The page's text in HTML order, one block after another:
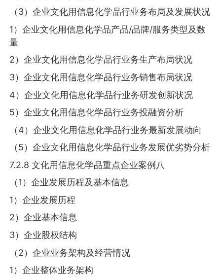
（3）企业文化用信息化学品行业务布局及发展状况
1）企业文化用信息化学品产品/品牌/服务类型及数
量
2）企业文化用信息化学品行业务生产布局状况
3）企业文化用信息化学品行业务销售布局状况
4）企业文化用信息化学品行业务研发创新状况
5）企业文化用信息化学品行业务投融资分析
（4）企业文化用信息化学品行业务最新发展动向
（5）企业文化用信息化学品行业务发展优劣势分析
7.2.8 文化用信息化学品重点企业案例八
（1）企业发展历程及基本信息
1）企业发展历程
2）企业基本信息
3）企业股权结构
（2）企业业务架构及经营情况
1）企业整体业务架构